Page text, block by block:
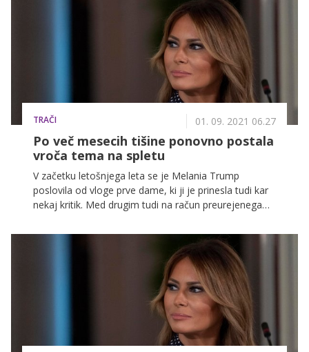
TRAČI 01. 09. 2021 06.27
Po več mesecih tišine ponovno postala
vroča tema na spletu
V začetku letošnjega leta se je Melania Trump
poslovila od vloge prve dame, ki ji je prinesla tudi kar
nekaj kritik. Med drugim tudi na račun preurejenega